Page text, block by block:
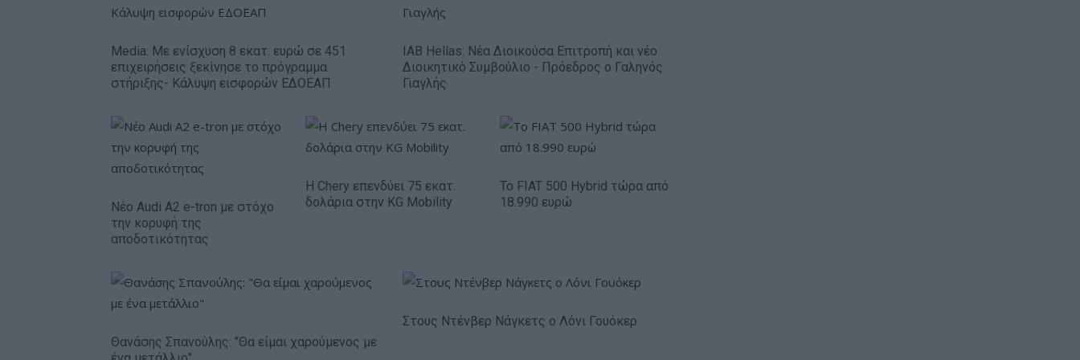
Media: Με ενίσχυση 8 εκατ. ευρώ σε 451
επιχειρήσεις ξεκίνησε το πρόγραμμα
στήριξης- Κάλυψη εισφορών ΕΔΟΕΑΠ
IAB Hellas: Νέα Διοικούσα Επιτροπή και νέο
Διοικητικό Συμβούλιο - Πρόεδρος ο Γαληνός
Γιαγλής
Νέο Audi A2 e-tron με στόχο
την κορυφή της
αποδοτικότητας
Η Chery επενδύει 75 εκατ.
δολάρια στην KG Mobility
Το FIAT 500 Hybrid τώρα από
18.990 ευρώ
Θανάσης Σπανούλης: "Θα είμαι χαρούμενος με
Στους Ντένβερ Νάγκετς ο Λόνι Γουόκερ